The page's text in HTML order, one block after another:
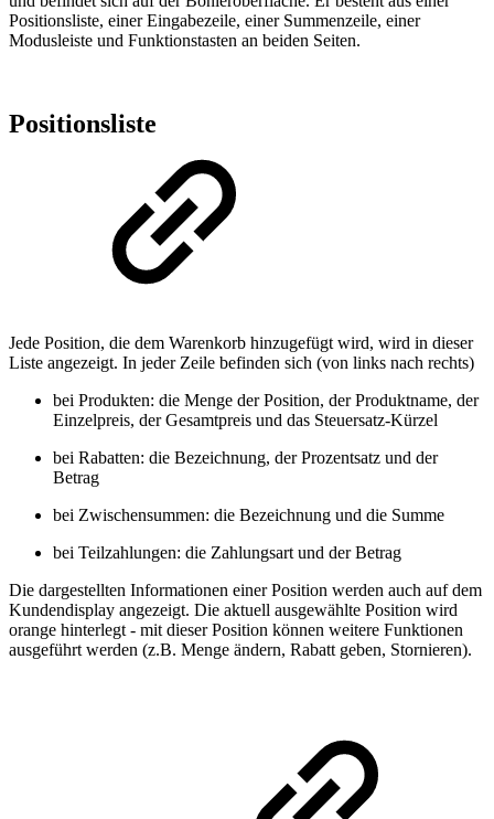
Positionsliste, einer Eingabezeile, einer Summenzeile, einer
Modusleiste und Funktionstasten an beiden Seiten.
Positionsliste
Jede Position, die dem Warenkorb hinzugefügt wird, wird in dieser
Liste angezeigt. In jeder Zeile befinden sich (von links nach rechts)
bei Produkten: die Menge der Position, der Produktname, der
Einzelpreis, der Gesamtpreis und das Steuersatz-Kürzel
bei Rabatten: die Bezeichnung, der Prozentsatz und der
Betrag
bei Zwischensummen: die Bezeichnung und die Summe
bei Teilzahlungen: die Zahlungsart und der Betrag
Die dargestellten Informationen einer Position werden auch auf dem
Kundendisplay angezeigt. Die aktuell ausgewählte Position wird
orange hinterlegt - mit dieser Position können weitere Funktionen
ausgeführt werden (z.B. Menge ändern, Rabatt geben, Stornieren).